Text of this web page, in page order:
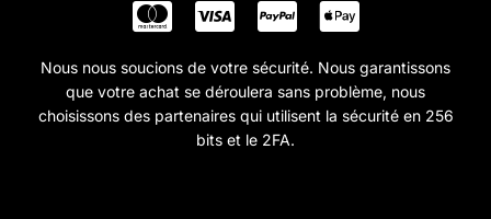
Nous nous soucions de votre sécurité. Nous garantissons
que votre achat se déroulera sans problème, nous
choisissons des partenaires qui utilisent la sécurité en 256
bits et le 2FA.